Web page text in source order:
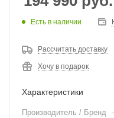
Есть в наличии
Рассчитать доставку
Хочу в подарок
Характеристики
Производитель / Бренд